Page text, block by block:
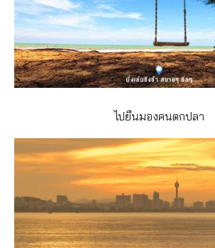
ไปยืนมองคนตกปลา